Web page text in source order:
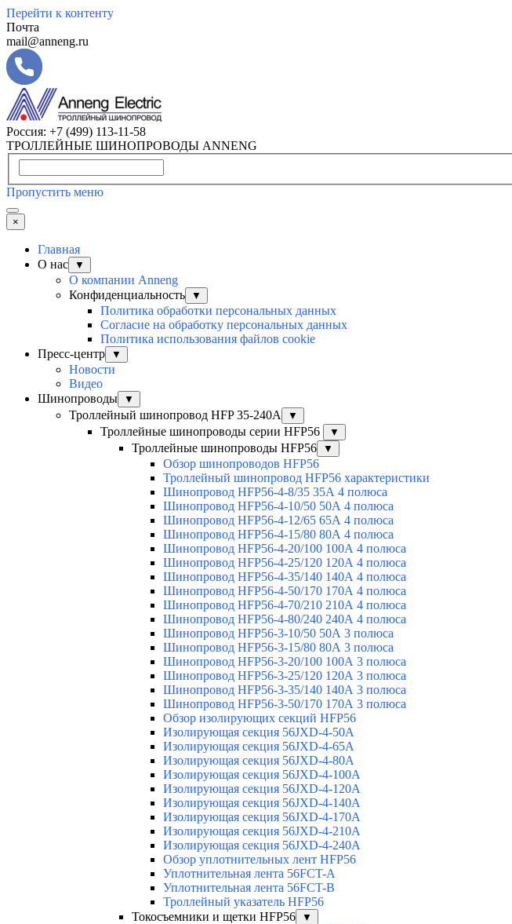
Перейти к контенту
Почта
mail@anneng.ru
Россия: +7 (499) 113-11-58
ТРОЛЛЕЙНЫЕ ШИНОПРОВОДЫ ANNENG
Пропустить меню
×
Главная
О нас
▼
О компании Anneng
Конфиденциальность
▼
Политика обработки персональных данных
Согласие на обработку персональных данных
Политика использования файлов cookie
Пресс-центр
▼
Новости
Видео
Шинопроводы
▼
Троллейный шинопровод HFP 35-240А ▼
Троллейные шинопроводы серии HFP56 ▼
Троллейные шинопроводы HFP56 ▼
Обзор шинопроводов HFP56
Троллейный шинопровод HFP56 характеристики
Шинопровод HFP56-4-8/35 35А 4 полюса
Шинопровод HFP56-4-10/50 50А 4 полюса
Шинопровод HFP56-4-12/65 65А 4 полюса
Шинопровод HFP56-4-15/80 80А 4 полюса
Шинопровод HFP56-4-20/100 100А 4 полюса
Шинопровод HFP56-4-25/120 120А 4 полюса
Шинопровод HFP56-4-35/140 140А 4 полюса
Шинопровод HFP56-4-50/170 170А 4 полюса
Шинопровод HFP56-4-70/210 210А 4 полюса
Шинопровод HFP56-4-80/240 240А 4 полюса
Шинопровод HFP56-3-10/50 50А 3 полюса
Шинопровод HFP56-3-15/80 80А 3 полюса
Шинопровод HFP56-3-20/100 100А 3 полюса
Шинопровод HFP56-3-25/120 120А 3 полюса
Шинопровод HFP56-3-35/140 140А 3 полюса
Шинопровод HFP56-3-50/170 170А 3 полюса
Обзор изолирующих секций HFP56
Изолирующая секция 56JXD-4-50A
Изолирующая секция 56JXD-4-65A
Изолирующая секция 56JXD-4-80A
Изолирующая секция 56JXD-4-100A
Изолирующая секция 56JXD-4-120A
Изолирующая секция 56JXD-4-140A
Изолирующая секция 56JXD-4-170A
Изолирующая секция 56JXD-4-210A
Изолирующая секция 56JXD-4-240A
Обзор уплотнительных лент HFP56
Уплотнительная лента 56FCT-A
Уплотнительная лента 56FCT-B
Троллейный указатель HFP56
Токосъемники и щетки HFP56
▼